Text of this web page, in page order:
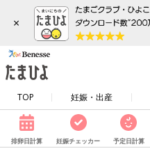
×
TOP 妊娠・出産
排卵日計算 妊娠チェッカー 予定日計算